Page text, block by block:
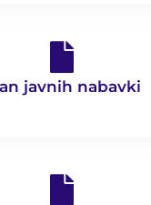
javnih nabavki